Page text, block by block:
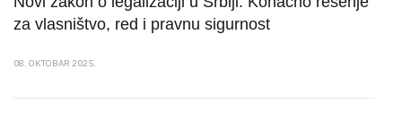
za vlasništvo, red i pravnu sigurnost
08. OKTOBAR 2025.